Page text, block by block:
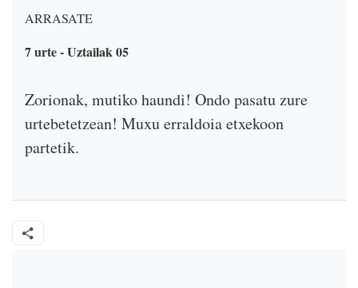
ARRASATE
7 urte - Uztailak 05
Zorionak, mutiko haundi! Ondo pasatu zure
urtebetetzean! Muxu erraldoia etxekoon
partetik.